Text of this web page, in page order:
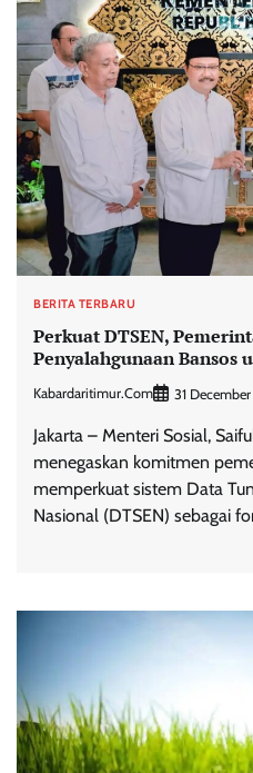
BERITA TERBARU
Perkuat DTSEN,
Penyalahgunaan Bansos
Kabardaritimur.com 31
Jakarta – Menteri Sosial,
menegaskan komitmen
memperkuat sistem Data
Nasional (DTSEN) sebagai